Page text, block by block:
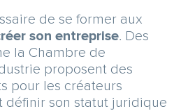
de se former aux
son entreprise. Des
la Chambre de
proposent des
pour les créateurs
définir son statut juridique